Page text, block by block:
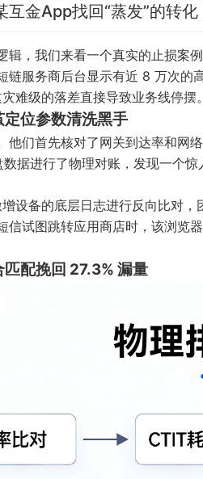
互金App找回“蒸发”的转化
辑，我们来看一个真实的止损案
链服务商后台显示有近 8 万次的
难级的落差直接导致业务线停摆
位参数清洗黑手
他们首先核对了网关到达率和网
据进行了物理对账，发现一个
设备的底层日志进行反向比对
信试图跳转应用商店时，该浏览
配挽回 27.3% 漏量